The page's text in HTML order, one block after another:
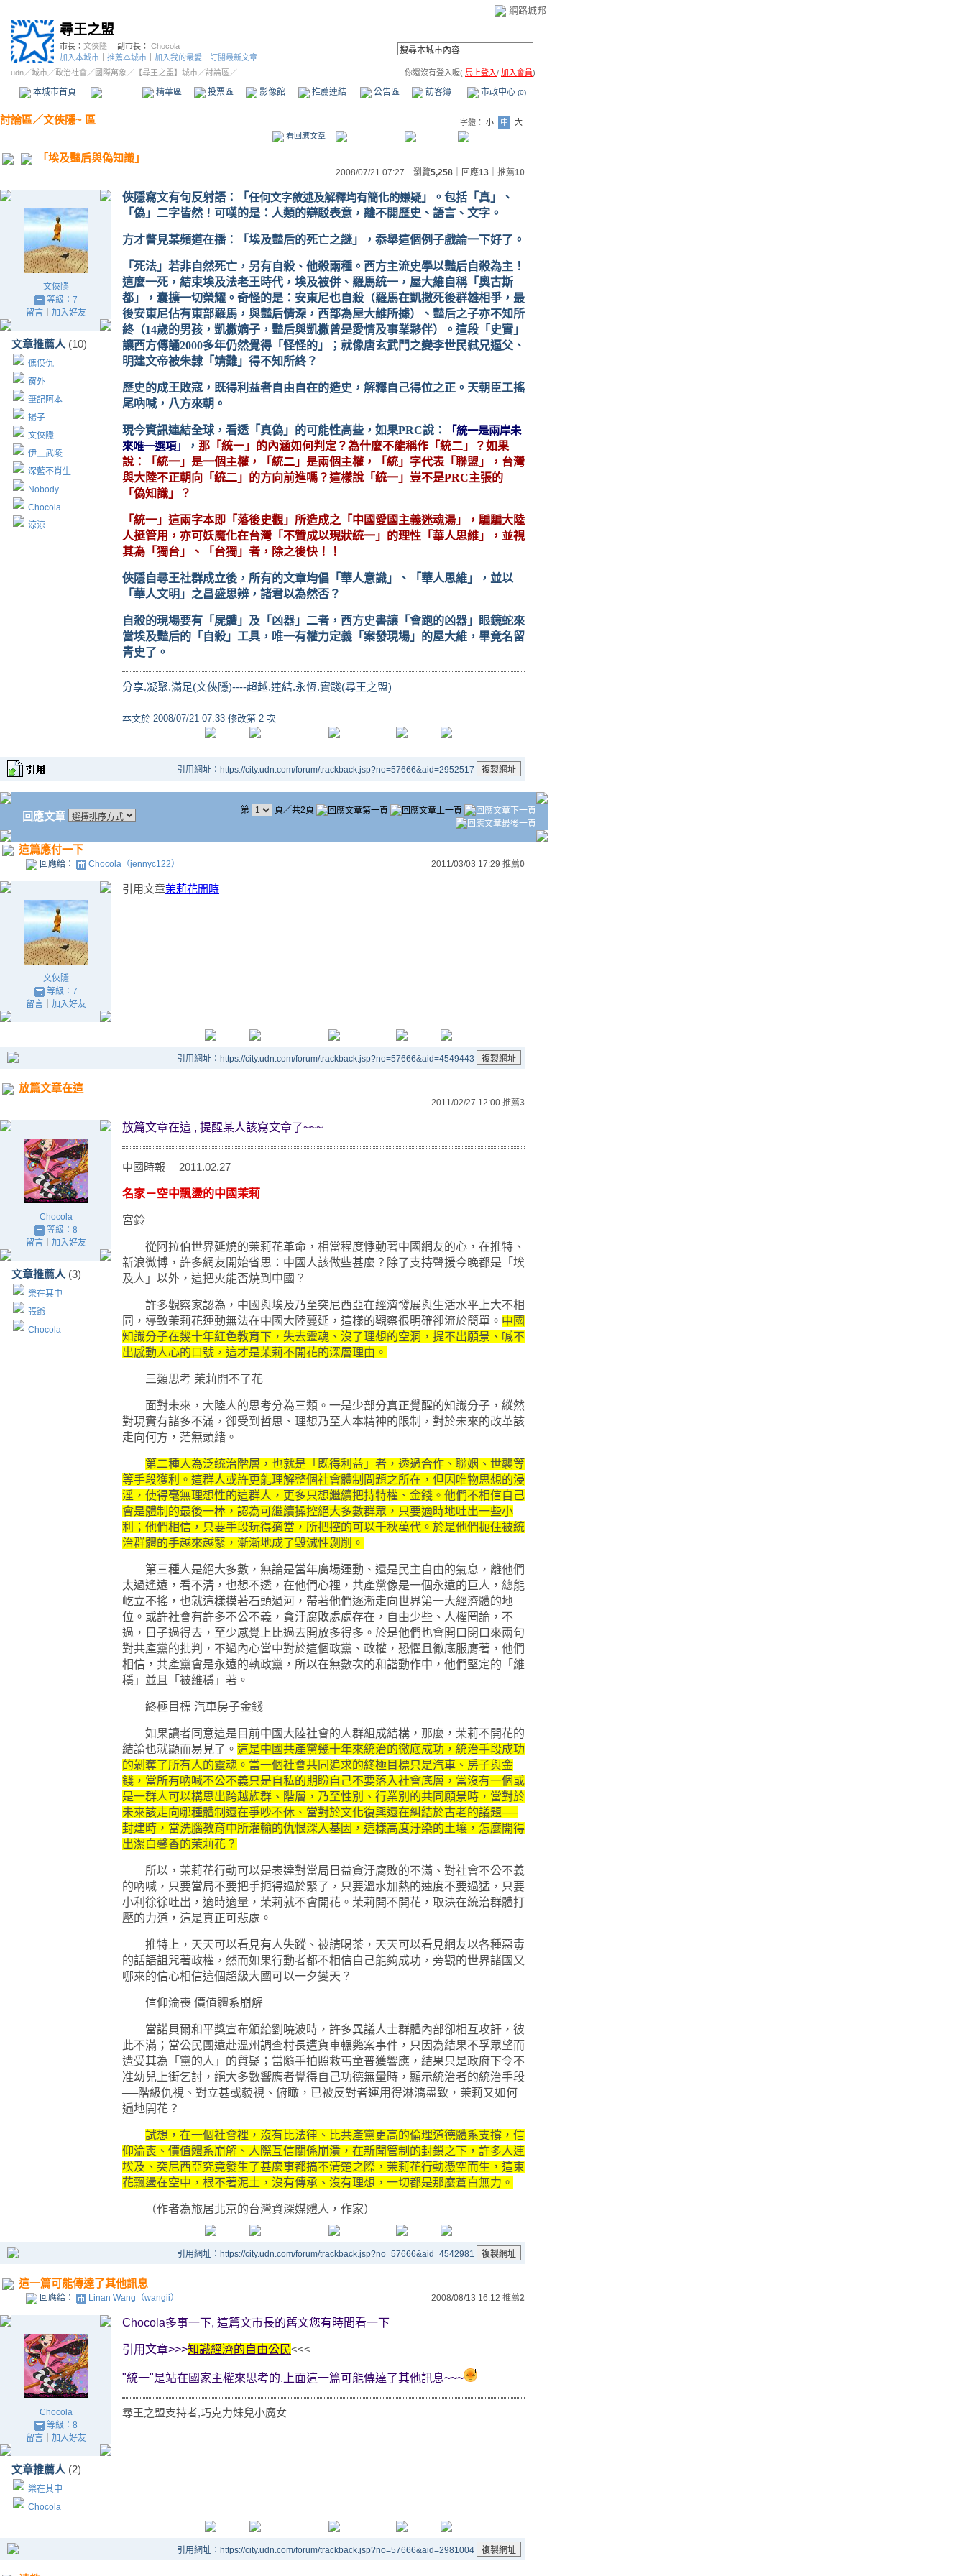
網路城邦
尋王之盟
市長： 文俠隱 副市長： Chocola
加入本城市
推薦本城市 加入我的最愛
訂閱最新文章
udn／城市／政治社會 ／國際萬象 ／ 【尋王之盟】城市／討論區／ 你還沒有登入喔( 馬上登入/ 加入會員)
本城市首頁 精華區 投票區 影像館 推薦連結 公告區 訪客簿 市政中心 (0)
討論區／文俠隱~ 區 字體： 小 中
大
看回應文章
「埃及豔后與偽知識」
2008/07/21 07:27 瀏覽5,258 ｜回應13 推薦10
文俠隱
等級：7
留言｜ 加入好友
文章推薦人 (10)
傌偀仇
窗外
筆記阿本
揚子
文俠隱
伊＿武陵
深藍不肖生
Nobody
Chocola
涼涼
俠隱寫文有句反射語：「任何文字敘述及解釋均有簡化的嫌疑 」。包括「真」、
「偽」二字皆然！可嘆的是：人類的辯駁表意，離不開歷史、語言、文字。
方才瞥見某頻道在播：「埃及豔后的死亡之謎」，忝舉這個例子戲論一下好了。
「死法」若非自然死亡，另有自殺、他殺兩種。西方主流史學以豔后自殺為主！
這麼一死，結束埃及法老王時代，埃及被併、羅馬統一，屋大維自稱「奧古斯
都」，囊擴一切榮耀。奇怪的是：安東尼也自殺（羅馬在凱撒死後群雄相爭，最
後安東尼佔有東部羅馬，與豔后情深，西部為屋大維所據）、豔后之子亦不知所
終（14歲的男孩，凱撒嫡子，豔后與凱撒曾是愛情及事業夥伴）。這段「史實」
讓西方傳誦2000多年仍然覺得「怪怪的」；就像唐玄武門之變李世民弒兄逼父、
明建文帝被朱隸「靖難」得不知所終？
歷史的成王敗寇，既得利益者自由自在的造史，解釋自己得位之正。天朝臣工搖
尾吶喊，八方來朝。
現今資訊連結全球，看透「真偽」的可能性高些，如果PRC說：
「統一是兩岸未
來唯一選項」
， 那「統一」的內涵如何判定？為什麼不能稱作「統二」？如果
說：「統一」是一個主權，「統二」是兩個主權，「統」字代表「聯盟」，台灣
與大陸不正朝向「統二」的方向前進嗎？這樣說「統一」豈不是PRC主張的
「偽知識」？
「統一」這兩字本即「落後史觀」所造成之「中國愛國主義迷魂湯」，騙騙大陸
人挺管用，亦可妖魔化在台灣「不贊成以現狀統一」的理性「華人思維」，並視
其為「獨台」、「台獨」者，除之後快！！
俠隱自尋王社群成立後，所有的文章均倡「華人意識」、「華人思維」，並以
「華人文明」之昌盛思辨，諸君以為然否？
自殺的現場要有「屍體」及「凶器」二者，西方史書讓「會跑的凶器」眼鏡蛇來
當埃及豔后的「自殺」工具，唯一有權力定義「案發現場」的屋大維，畢竟名留
青史了。
分享.凝聚.滿足(文俠隱)----超越.連結.永恆.實踐(尋王之盟)
本文於 2008/07/21 07:33 修改第 2 次
引用網址：https://city.udn.com/forum/trackback.jsp?no=57666&aid=2952517
回應文章 第 頁／共2頁
這篇應付一下
回應給： Chocola（jennyc122） 2011/03/03 17:29 推薦0
文俠隱
等級：7
留言｜ 加入好友
引用文章茉莉花開時
引用網址：https://city.udn.com/forum/trackback.jsp?no=57666&aid=4549443
放篇文章在這
2011/02/27 12:00 推薦3
Chocola
等級：8
留言｜ 加入好友
文章推薦人 (3)
樂在其中
張爺
Chocola
放篇文章在這 , 提醒某人該寫文章了~~~
中國時報 2011.02.27
名家－空中飄盪的中國茉莉
宮鈴
從阿拉伯世界延燒的茉莉花革命，相當程度悸動著中國網友的心，在推特、
新浪微博，許多網友開始省思：中國人該做些甚麼？除了支持聲援今晚都是「埃
及人」以外，這把火能否燒到中國？
許多觀察家認為，中國與埃及乃至突尼西亞在經濟發展與生活水平上大不相
同，導致茉莉花運動無法在中國大陸蔓延，這樣的觀察很明確卻流於簡單。 中國
知識分子在幾十年紅色教育下，失去靈魂、沒了理想的空洞，提不出願景、喊不
出感動人心的口號，這才是茉莉不開花的深層理由。
三類思考 茉莉開不了花
面對未來，大陸人的思考分為三類。一是少部分真正覺醒的知識分子，縱然
對現實有諸多不滿，卻受到哲思、理想乃至人本精神的限制，對於未來的改革該
走向何方，茫無頭緒。
第二種人為泛統治階層，也就是「既得利益」者，透過合作、聯姻、世襲等
等手段獲利。這群人或許更能理解整個社會體制問題之所在，但因唯物思想的浸
淫，使得毫無理想性的這群人，更多只想繼續把持特權、金錢。他們不相信自己
會是體制的最後一棒，認為可繼續操控絕大多數群眾，只要適時地吐出一些小
利；他們相信，只要手段玩得適當，所把控的可以千秋萬代。於是他們扼住被統
治群體的手越來越緊，漸漸地成了毀滅性剝削。
第三種人是絕大多數，無論是當年廣場運動、還是民主自由的氣息，離他們
太過遙遠，看不清，也想不透，在他們心裡，共產黨像是一個永遠的巨人，總能
屹立不搖，也就這樣摸著石頭過河，帶著他們逐漸走向世界第一大經濟體的地
位。或許社會有許多不公不義，貪汙腐敗處處存在，自由少些、人權罔論，不
過，日子過得去，至少感覺上比過去開放多得多。於是他們也會開口閉口來兩句
對共產黨的批判，不過內心當中對於這個政黨、政權，恐懼且徹底服膺著，他們
相信，共產黨會是永遠的執政黨，所以在無數次的和諧動作中，他們堅定的「維
穩」並且「被維穩」著。
終極目標 汽車房子金錢
如果讀者同意這是目前中國大陸社會的人群組成結構，那麼，茉莉不開花的
結論也就顯而易見了。 這是中國共產黨幾十年來統治的徹底成功，統治手段成功
的剝奪了所有人的靈魂。當一個社會共同追求的終極目標只是汽車、房子與金
錢，當所有吶喊不公不義只是自私的期盼自己不要落入社會底層，當沒有一個或
是一群人可以構思出跨越族群、階層，乃至性別、行業別的共同願景時，當對於
未來該走向哪種體制還在爭吵不休、當對於文化復興還在糾結於古老的議題──
封建時，當洗腦教育中所灌輸的仇恨深入基因，這樣高度汙染的土壤，怎麼開得
出潔白馨香的茉莉花？
所以，茉莉花行動可以是表達對當局日益貪汙腐敗的不滿、對社會不公不義
的吶喊，只要當局不要把手扼得過於緊了，只要溫水加熱的速度不要過猛，只要
小利徐徐吐出，適時適量，茉莉就不會開花。茉莉開不開花，取決在統治群體打
壓的力道，這是真正可悲處。
推特上，天天可以看見有人失蹤、被請喝茶，天天可以看見網友以各種惡毒
的話語詛咒著政權，然而如果行動者都不相信自己能夠成功，旁觀的世界諸國又
哪來的信心相信這個超級大國可以一夕變天？
信仰淪喪 價值體系崩解
當諾貝爾和平獎宣布頒給劉曉波時，許多異議人士群體內部卻相互攻訐，彼
此不滿；當公民團遠赴溫州調查村長遭貨車輾斃案事件，只因為結果不孚眾望而
遭受其為「黨的人」的質疑；當隨手拍照救丐童普獲響應，結果只是政府下令不
准幼兒上街乞討，絕大多數響應者覺得自己功德無量時，顯示統治者的統治手段
──階級仇視、對立甚或藐視、俯瞰，已被反對者運用得淋漓盡致，茉莉又如何
遍地開花？
試想，在一個社會裡，沒有比法律、比共產黨更高的倫理道德體系支撐，信
仰淪喪、價值體系崩解、人際互信關係崩潰，在新聞管制的封鎖之下，許多人連
埃及、突尼西亞究竟發生了甚麼事都搞不清楚之際，茉莉花行動憑空而生，這束
花飄盪在空中，根不著泥土，沒有傳承、沒有理想，一切都是那麼蒼白無力。
（作者為旅居北京的台灣資深媒體人，作家）
引用網址：https://city.udn.com/forum/trackback.jsp?no=57666&aid=4542981
這一篇可能傳達了其他訊息
回應給： Linan Wang（wangii） 2008/08/13 16:12 推薦2
Chocola
等級：8
留言｜ 加入好友
文章推薦人 (2)
樂在其中
Chocola
Chocola多事一下, 這篇文市長的舊文您有時間看一下
引用文章>>>知識經濟的自由公民<<<
"統一"是站在國家主權來思考的,上面這一篇可能傳達了其他訊息~~~
尋王之盟支持者,巧克力妹兒小魔女
引用網址：https://city.udn.com/forum/trackback.jsp?no=57666&aid=2981004